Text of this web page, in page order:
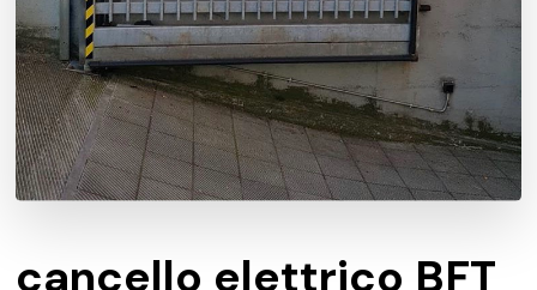
cancello elettrico BFT